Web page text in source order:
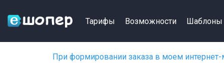
Тарифы Возможности Шаблоны
При формировании заказа в моем интернет-